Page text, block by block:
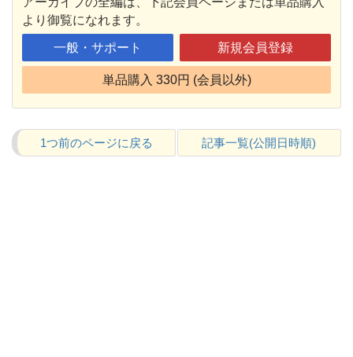
より御覧になれます。
一般・サポート 新規会員登録
単品購入 330円 (会員以外)
1つ前のページに戻る 記事一覧(公開日時順)